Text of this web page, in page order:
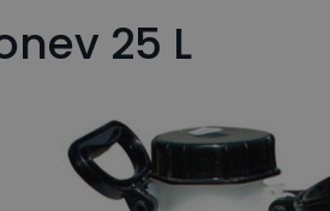
25 L